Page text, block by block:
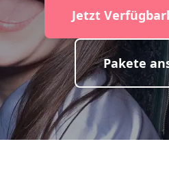
Jetzt
Pakete